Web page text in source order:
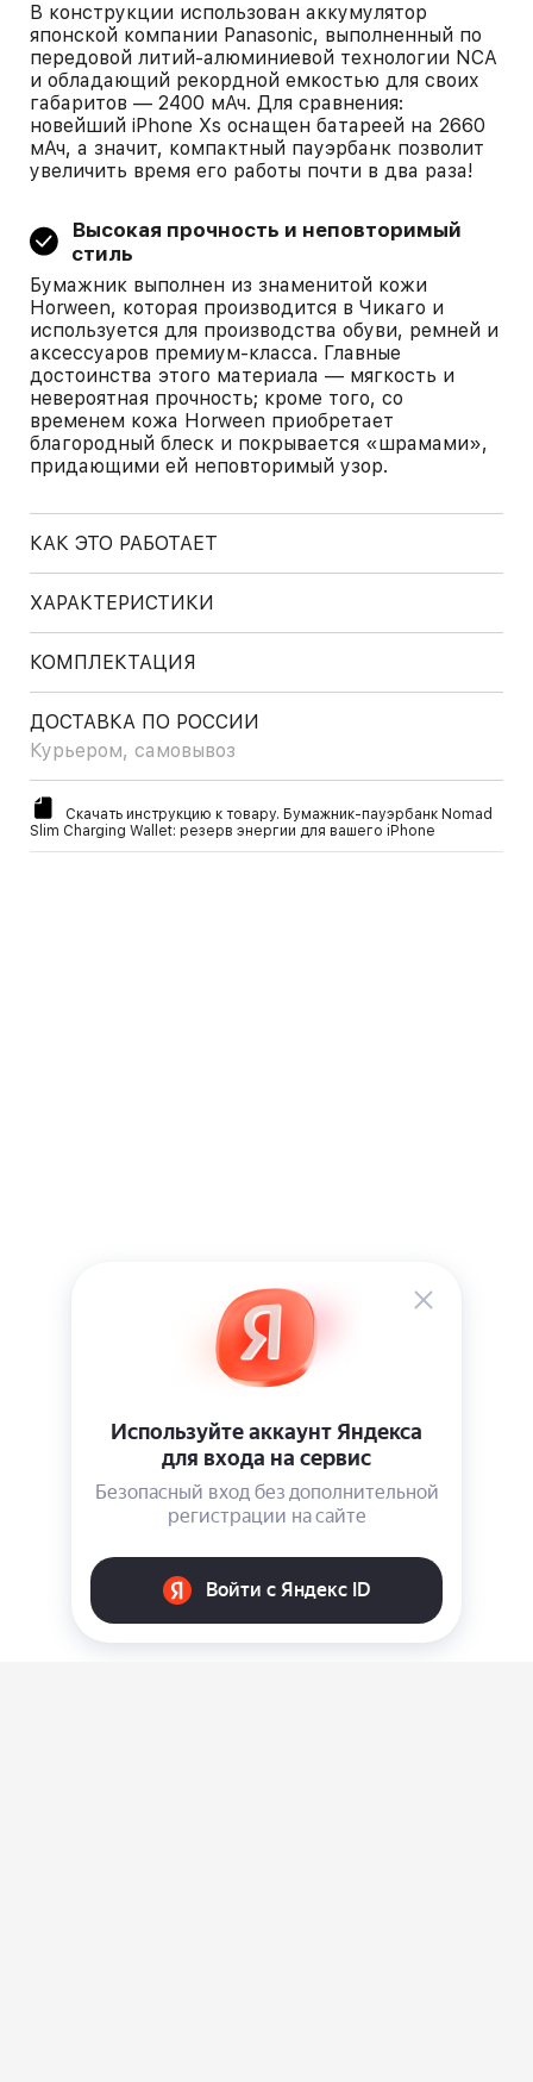
В конструкции использован аккумулятор
японской компании Panasoniс, выполненный по
передовой литий-алюминиевой технологии NCA
и обладающий рекордной емкостью для своих
габаритов — 2400 мАч. Для сравнения:
новейший iPhone Xs оснащен батареей на 2660
мАч, а значит, компактный пауэрбанк позволит
увеличить время его работы почти в два раза!
Высокая прочность и неповторимый
стиль
Бумажник выполнен из знаменитой кожи
Horween, которая производится в Чикаго и
используется для производства обуви, ремней и
аксессуаров премиум-класса. Главные
достоинства этого материала — мягкость и
невероятная прочность; кроме того, со
временем кожа Horween приобретает
благородный блеск и покрывается «шрамами»,
придающими ей неповторимый узор.
КАК ЭТО РАБОТАЕТ
ХАРАКТЕРИСТИКИ
КОМПЛЕКТАЦИЯ
ДОСТАВКА ПО РОССИИ
Курьером, самовывоз
Скачать инструкцию к товару. Бумажник-пауэрбанк Nomad
Slim Charging Wallet: резерв энергии для вашего iPhone